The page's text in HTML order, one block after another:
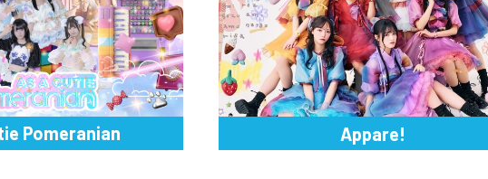
Pomeranian Appare!